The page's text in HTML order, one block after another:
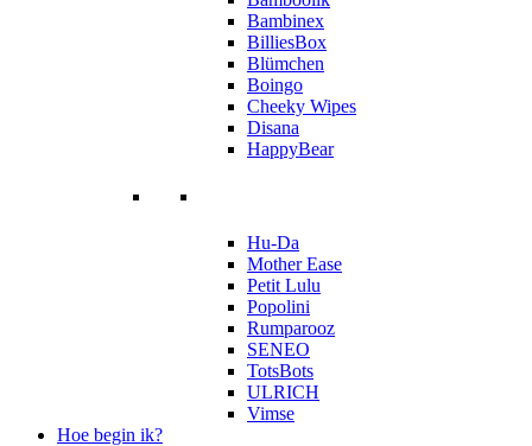
Bambinex
BilliesBox
Blümchen
Boingo
Cheeky Wipes
Disana
HappyBear
Hu-Da
Mother Ease
Petit Lulu
Popolini
Rumparooz
SENEO
TotsBots
ULRICH
Vimse
Hoe begin ik?